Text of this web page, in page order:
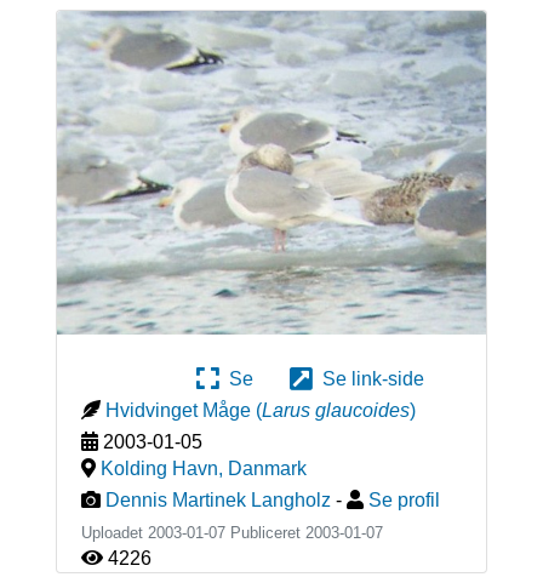
Se
Se link-side
Hvidvinget Måge (Larus glaucoides)
2003-01-05
Kolding Havn, Danmark
Dennis Martinek Langholz - Se profil
Uploadet 2003-01-07 Publiceret 2003-01-07
4226